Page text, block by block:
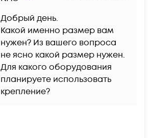
Добрый день.
Какой именно размер вам
нужен? Из вашего вопроса
не ясно какой размер нужен.
Для какого оборудования
планируете использовать
крепление?